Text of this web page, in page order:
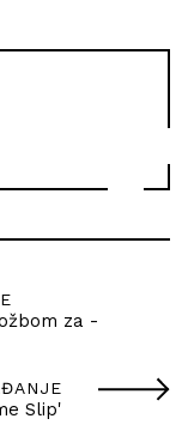
za -
Slip'